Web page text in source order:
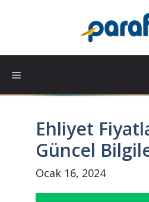
Ehliyet
Güncel
Ocak 16, 2024